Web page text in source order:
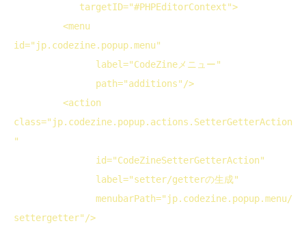
targetID="#PHPEditorContext">
<menu
id="jp.codezine.popup.menu"
label="CodeZineメニュー"
path="additions"/>
<action
class="jp.codezine.popup.actions.SetterGetterAction
"
id="CodeZineSetterGetterAction"
label="setter/getterの生成"
menubarPath="jp.codezine.popup.menu/
settergetter"/>